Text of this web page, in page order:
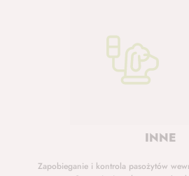
INNE
Zapobieganie i kontrola pasożytów